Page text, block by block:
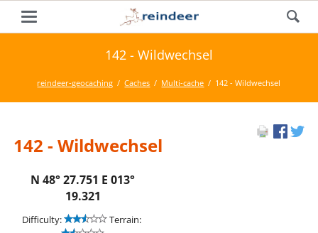
142 - Wildwechsel
reindeer-geocaching Caches Multi-cache 142 - Wildwechsel
142 - Wildwechsel
N 48° 27.751 E 013°
19.321
Difficulty: Terrain: